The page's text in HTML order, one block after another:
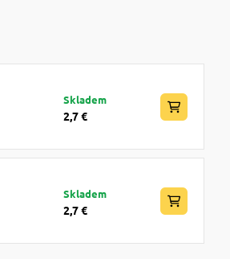
Skladem
2,7 €
Skladem
2,7 €